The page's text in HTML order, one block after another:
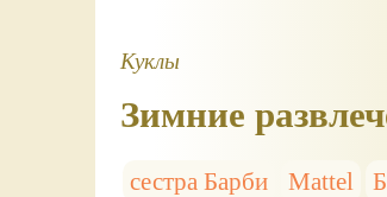
Куклы
Зимние
сестра Барби Mattel